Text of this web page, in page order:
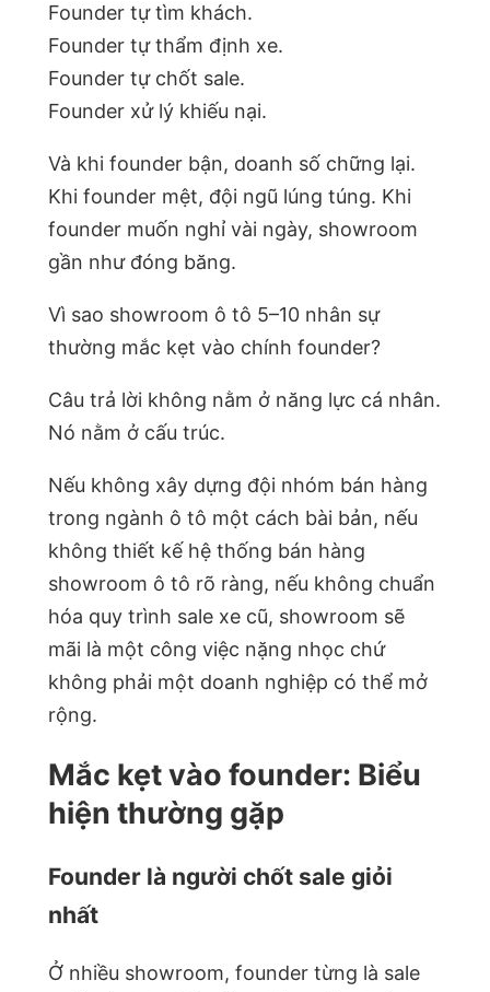
Founder tự tìm khách.
Founder tự thẩm định xe.
Founder tự chốt sale.
Founder xử lý khiếu nại.
Và khi founder bận, doanh số chững lại.
Khi founder mệt, đội ngũ lúng túng. Khi
founder muốn nghỉ vài ngày, showroom
gần như đóng băng.
Vì sao showroom ô tô 5–10 nhân sự
thường mắc kẹt vào chính founder?
Câu trả lời không nằm ở năng lực cá nhân.
Nó nằm ở cấu trúc.
Nếu không xây dựng đội nhóm bán hàng
trong ngành ô tô một cách bài bản, nếu
không thiết kế hệ thống bán hàng
showroom ô tô rõ ràng, nếu không chuẩn
hóa quy trình sale xe cũ, showroom sẽ
mãi là một công việc nặng nhọc chứ
không phải một doanh nghiệp có thể mở
rộng.
Mắc kẹt vào founder: Biểu
hiện thường gặp
Founder là người chốt sale giỏi
nhất
Ở nhiều showroom, founder từng là sale